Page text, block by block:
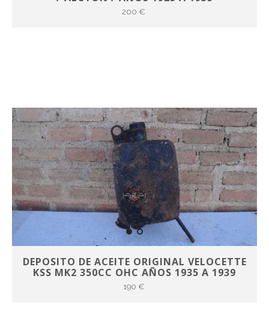
200 €
DEPOSITO DE ACEITE ORIGINAL VELOCETTE
KSS MK2 350CC OHC AÑOS 1935 A 1939
190 €